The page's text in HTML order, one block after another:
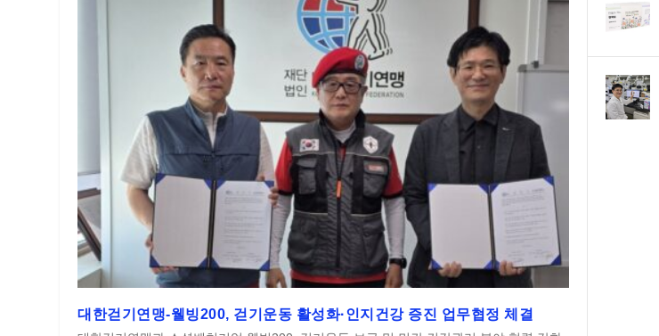
대한걷기연맹-웰빙200, 걷기운동 활성화·인지건강 증진 업무협정 체결